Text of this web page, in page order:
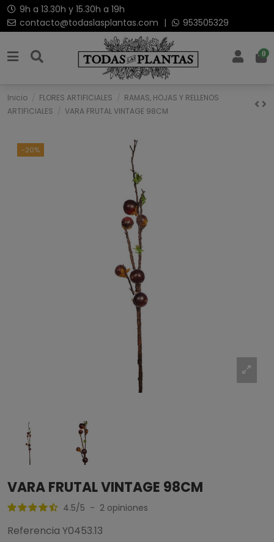
9h a 13.30h y 15.30h a 19h
contacto@todaslasplantas.com | 953505329
0
Inicio FLORES ARTIFICIALES
RAMAS, HOJAS Y RELLENOS
ARTIFICIALES
VARA FRUTAL VINTAGE 98CM
-20%
VARA FRUTAL VINTAGE 98CM
4.5/5 - 2 opiniones
Referencia Y0453.13